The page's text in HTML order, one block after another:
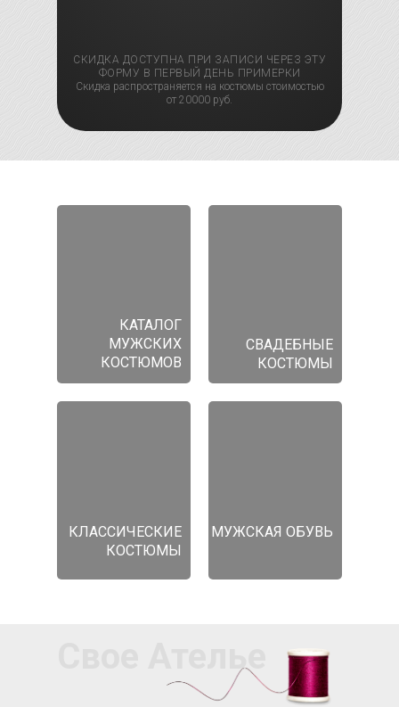
СКИДКА ДОСТУПНА ПРИ ЗАПИСИ ЧЕРЕЗ ЭТУ
ФОРМУ В ПЕРВЫЙ ДЕНЬ ПРИМЕРКИ
Скидка распространяется на костюмы стоимостью
от 20000 руб.
КАТАЛОГ
МУЖСКИХ
КОСТЮМОВ
СВАДЕБНЫЕ
КОСТЮМЫ
КЛАССИЧЕСКИЕ
КОСТЮМЫ
МУЖСКАЯ ОБУВЬ
Свое Ателье